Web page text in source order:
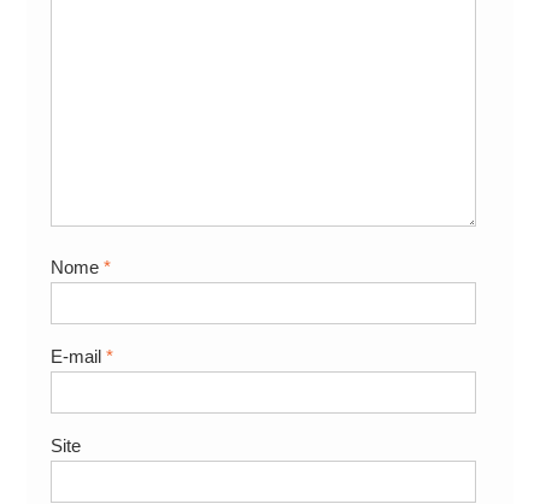
Nome *
E-mail *
Site